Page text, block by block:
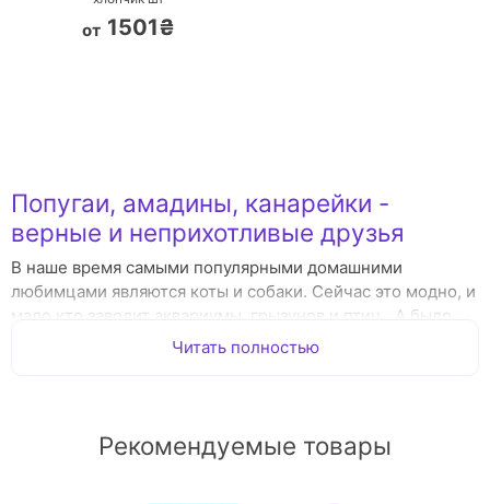
от 1501₴
Попугаи, амадины, канарейки -
верные и неприхотливые друзья
В наше время самыми популярными домашними
любимцами являются коты и собаки. Сейчас это модно, и
мало кто заводит аквариумы, грызунов и птиц. А было
время, когда в семьях заводили именно птиц – попугаев,
было мечтой многих детей. Почти в каждом доме жили
птицы. Пение канареек, например, считалось
Читать полностью
Рекомендуемые товары